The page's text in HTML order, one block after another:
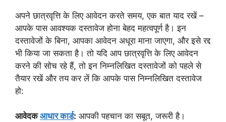
अपने छात्रवृत्ति के लिए आवेदन करते समय, एक बात याद रखें –
आपके पास आवश्यक दस्तावेज होना बेहद महत्वपूर्ण है। इन
दस्तावेजों के बिना, आपका आवेदन अधूरा माना जाएगा, और इसे रद्द
भी किया जा सकता है। तो यदि आप छात्रवृत्ति के लिए आवेदन
करने की सोच रहे हैं, तो इन निम्नलिखित दस्तावेजों को पहले से
तैयार रखें और तय कर लें कि आपके पास निम्नलिखित दस्तावेज
हो:
आवेदकआधार कार्ड: आपकी पहचान का सबूत, जरूरी है।